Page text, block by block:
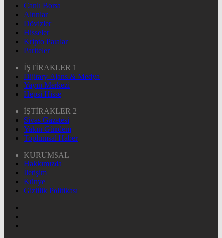
Canlı Borsa
Altınlar
Dövizler
Hisseler
Kripto Paralar
Pariteler
İŞTİRAKLER 1
Dijitary Ajans & Medya
Yayın Merkezi
Hepsi Hisse
İŞTİRAKLER 2
Sivas Gazetesi
Yakın Gündem
Toplumsal Haber
KURUMSAL
Hakkımızda
İletişim
Künye
Gizlilik Politikası